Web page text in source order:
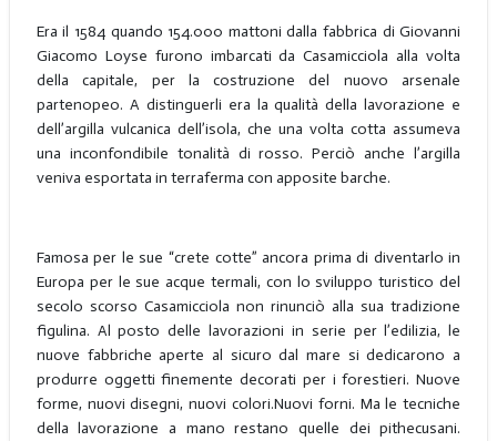
Era il 1584 quando 154.000 mattoni dalla fabbrica di Giovanni
Giacomo Loyse furono imbarcati da Casamicciola alla volta
della capitale, per la costruzione del nuovo arsenale
partenopeo. A distinguerli era la qualità della lavorazione e
dell’argilla vulcanica dell’isola, che una volta cotta assumeva
una inconfondibile tonalità di rosso. Perciò anche l’argilla
veniva esportata in terraferma con apposite barche.
Famosa per le sue “crete cotte” ancora prima di diventarlo in
Europa per le sue acque termali, con lo sviluppo turistico del
secolo scorso Casamicciola non rinunciò alla sua tradizione
figulina. Al posto delle lavorazioni in serie per l’edilizia, le
nuove fabbriche aperte al sicuro dal mare si dedicarono a
produrre oggetti finemente decorati per i forestieri. Nuove
forme, nuovi disegni, nuovi colori.Nuovi forni. Ma le tecniche
della lavorazione a mano restano quelle dei pithecusani.